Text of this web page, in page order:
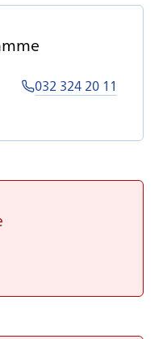
032 324 20 11